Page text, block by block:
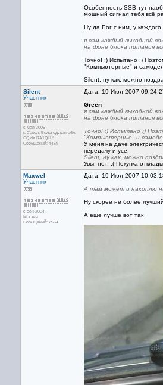
Особенность SSB тут
мощный сигнал тебя всё
Ну да Бог с ним, у
я сам каждый выходной
на фоне блока питания
Точно! :) Испытано :)
"Компьютерные" и
Silent, ну как, можно
Silent
Участник
с мая 2005
г. Сокол, Вологодская обл.
CQ de RA1QLL!
Сообщений: 4469
Дата: 19 Июл 2007
Green
я сам каждый выходной
на фоне блока питания
Точно! :) Испытано :)
"Компьютерные" и
У меня на даче
передачу и усе.
Silent, ну как, можно
Увы, нет. :( Покупка
Maxwel
Участник
с сен 2004
Москва
Сообщений: 2564
Дата: 19 Июл 2007
А там может и накоплю
Ну скорее не более
А ещё лучше вот так